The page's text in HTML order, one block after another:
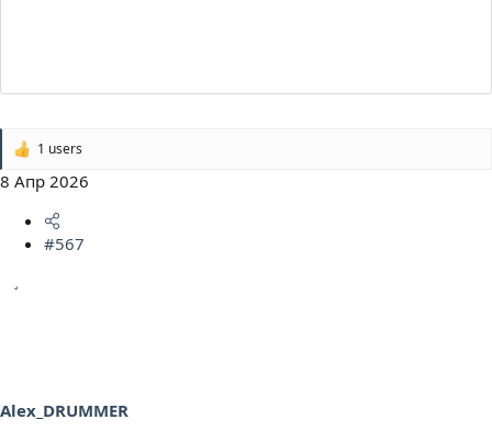
Р
е
а
1 users
8 Апр 2026
#567
Alex_DRUMMER